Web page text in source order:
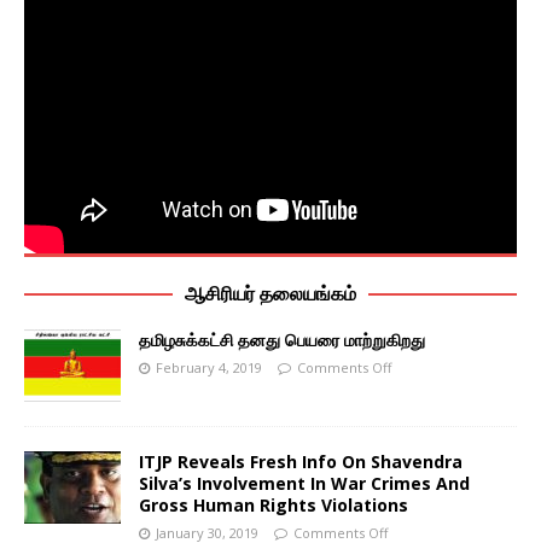
ஆசிரியர் தலையங்கம்
தமிழசுக்கட்சி தனது பெயரை மாற்றுகிறது
February 4, 2019 Comments Off
ITJP Reveals Fresh Info On Shavendra
Silva’s Involvement In War Crimes And
Gross Human Rights Violations
January 30, 2019 Comments Off